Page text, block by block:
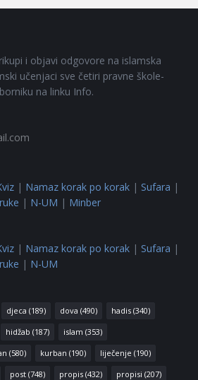
i objavi odgovore na islamska
učenjaci sve četiri pravne škole-
na linku Info.
| Namaz korak po korak | Sufara |
| N-UM | Minber
| Namaz korak po korak | Sufara |
| N-UM
djeca (189) dova (490) hadis (340)
hidžab (187) islam (353)
(580) kurban (190) liječenje (190)
post (748) propis (432) propisi (207)